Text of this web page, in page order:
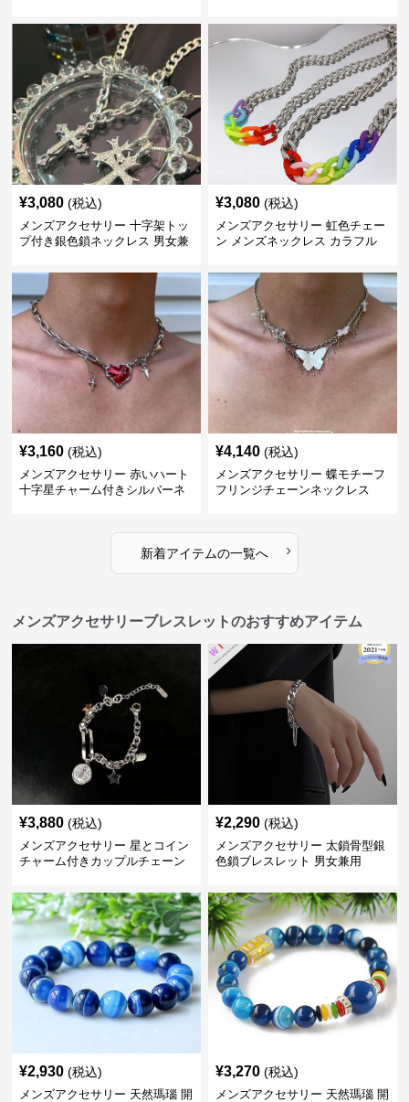
¥3,080 (税込)
メンズアクセサリー 十字架トッ
プ付き銀色鎖ネックレス 男女兼
¥3,080 (税込)
メンズアクセサリー 虹色チェー
ン メンズネックレス カラフル
¥3,160 (税込)
メンズアクセサリー 赤いハート
十字星チャーム付きシルバーネ
¥4,140 (税込)
メンズアクセサリー 蝶モチーフ
フリンジチェーンネックレス
新着アイテムの一覧へ ›
メンズアクセサリーブレスレットのおすすめアイテム
¥3,880 (税込)
メンズアクセサリー 星とコイン
チャーム付きカップルチェーン
¥2,290 (税込)
メンズアクセサリー 太鎖骨型銀
色鎖ブレスレット 男女兼用
¥2,930 (税込)
メンズアクセサリー 天然瑪瑙 開
¥3,270 (税込)
メンズアクセサリー 天然瑪瑙 開